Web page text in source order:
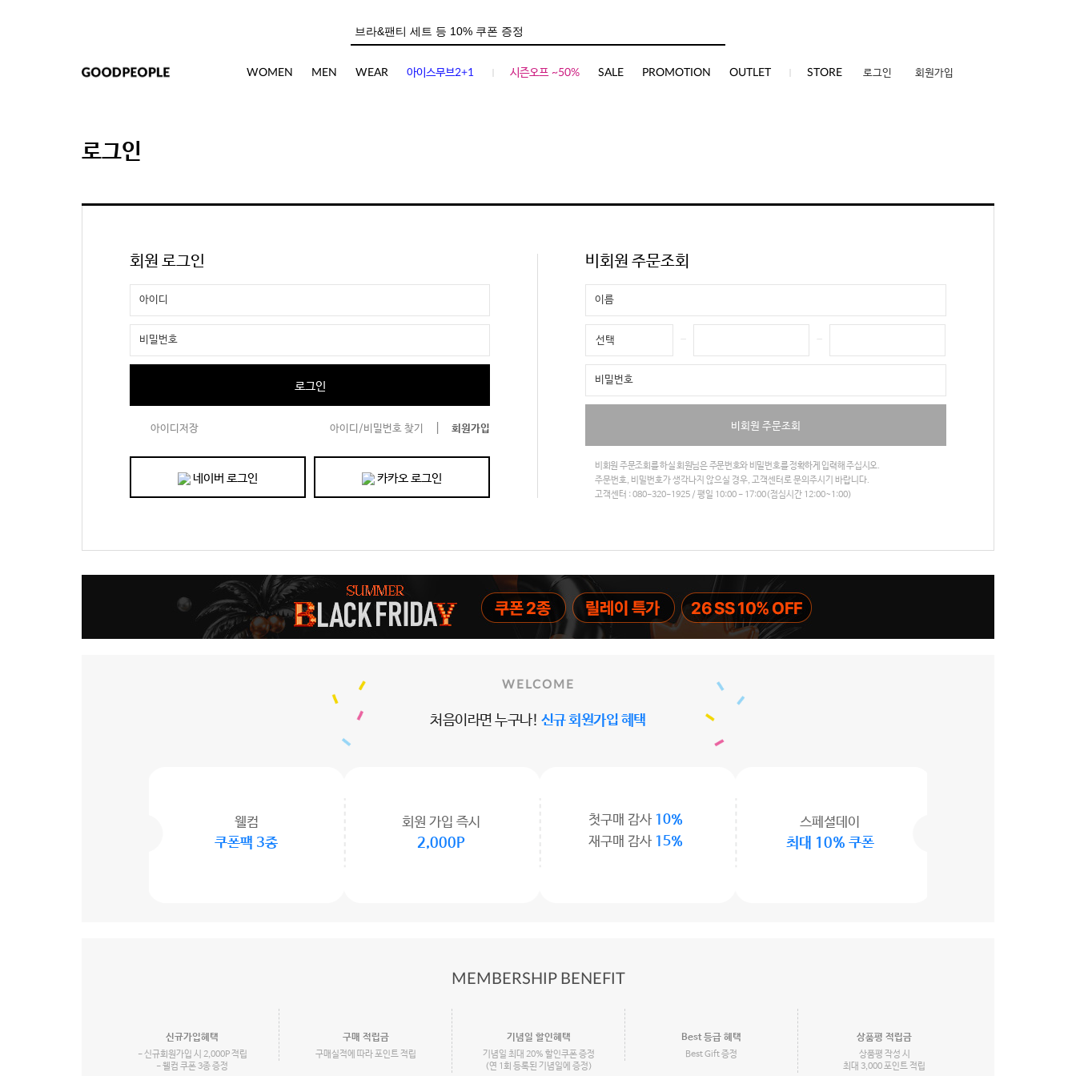
WOMEN MEN WEAR 아이스무브2+1 시즌오프 ~50% SALE PROMOTION OUTLET STORE 로그인 회원가입
로그인
회원 로그인
로그인
아이디저장 아이디/비밀번호 찾기 회원가입
네이버 로그인 카카오 로그인
비회원 주문조회
선택 - -
비회원 주문조회
비회원 주문조회를 하실 회원님은 주문번호와 비밀번호를 정확하게 입력해 주십시오.
주문번호, 비밀번호가 생각나지 않으실 경우, 고객센터로 문의주시기 바랍니다.
고객센터 : 080-320-1925 / 평일 10:00 - 17:00(점심시간 12:00~1:00)
WELCOME
처음이라면 누구나! 신규 회원가입 혜택
웰컴
쿠폰팩 3종
회원 가입 즉시
2,000P
첫구매 감사 10%
재구매 감사 15%
스페셜데이
최대 10% 쿠폰
MEMBERSHIP BENEFIT
신규가입혜택
- 신규회원가입 시 2,000P 적립
- 웰컴 쿠폰 3종 증정
구매 적립금
구매실적에 따라 포인트 적립
기념일 할인혜택
기념일 최대 20% 할인쿠폰 증정
(연 1회 등록된 기념일에 증정)
Best 등급 혜택
Best Gift 증정
상품평 적립금
상품평 작성 시
최대 3,000 포인트 적립